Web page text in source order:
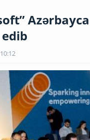
10:12